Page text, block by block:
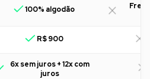
100% algodão
R$ 900
6x sem juros + 12x com
juros